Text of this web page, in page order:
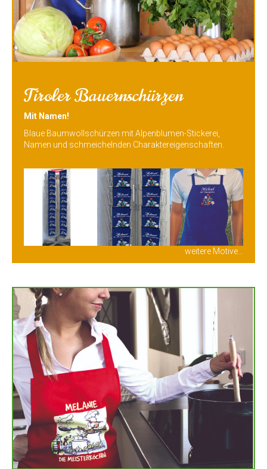
Tiroler Bauernschürzen
Mit Namen!
Blaue Baumwollschürzen mit Alpenblumen-Stickerei,
Namen und schmeichelnden Charaktereigenschaften.
weitere Motive...